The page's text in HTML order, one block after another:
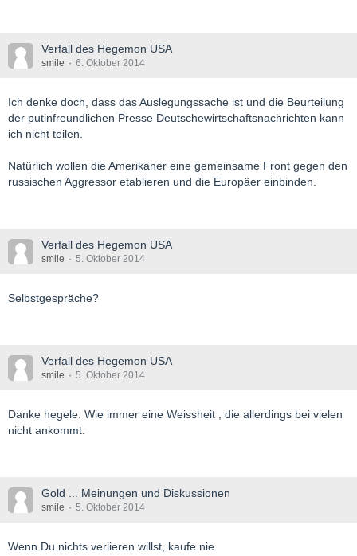
Verfall des Hegemon USA
smile 6. Oktober 2014
Ich denke doch, dass das Auslegungssache ist und die Beurteilung
der putinfreundlichen Presse Deutschewirtschaftsnachrichten kann
ich nicht teilen.
Natürlich wollen die Amerikaner eine gemeinsame Front gegen den
russischen Aggressor etablieren und die Europäer einbinden.
Verfall des Hegemon USA
smile 5. Oktober 2014
Selbstgespräche?
Verfall des Hegemon USA
smile 5. Oktober 2014
Danke hegele. Wie immer eine Weissheit , die allerdings bei vielen
nicht ankommt.
Gold ... Meinungen und Diskussionen
smile 5. Oktober 2014
Wenn Du nichts verlieren willst, kaufe nie